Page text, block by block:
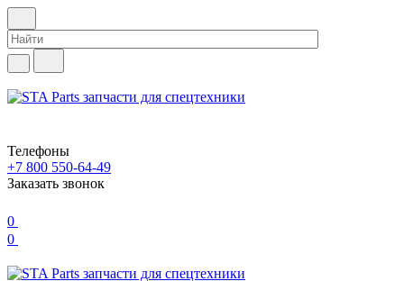
Телефоны
+7 800 550-64-49
Заказать звонок
0
0